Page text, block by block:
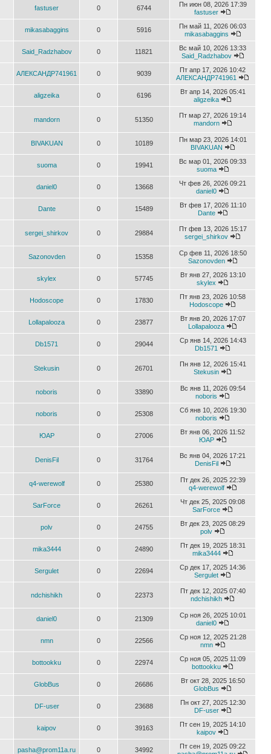
fastuser 0 6744
Пн июн 08, 2026 17:39
fastuser
mikasabaggins 0 5916
Пн май 11, 2026 06:03
mikasabaggins
Said_Radzhabov 0 11821
Вс май 10, 2026 13:33
Said_Radzhabov
АЛЕКСАНДР741961 0 9039
Пт апр 17, 2026 10:42
АЛЕКСАНДР741961
aligzeika 0 6196
Вт апр 14, 2026 05:41
aligzeika
mandorn 0 51350
Пт мар 27, 2026 19:14
mandorn
BIVAKUAN 0 10189
Пн мар 23, 2026 14:01
BIVAKUAN
suoma 0 19941
Вс мар 01, 2026 09:33
suoma
daniel0 0 13668
Чт фев 26, 2026 09:21
daniel0
Dante 0 15489
Вт фев 17, 2026 11:10
Dante
sergei_shirkov 0 29884
Пт фев 13, 2026 15:17
sergei_shirkov
Sazonovden 0 15358
Ср фев 11, 2026 18:50
Sazonovden
skylex 0 57745
Вт янв 27, 2026 13:10
skylex
Hodoscope 0 17830
Пт янв 23, 2026 10:58
Hodoscope
Lollapalooza 0 23877
Вт янв 20, 2026 17:07
Lollapalooza
Db1571 0 29044
Ср янв 14, 2026 14:43
Db1571
Stekusin 0 26701
Пн янв 12, 2026 15:41
Stekusin
noboris 0 33890
Вс янв 11, 2026 09:54
noboris
noboris 0 25308
Сб янв 10, 2026 19:30
noboris
ЮАР 0 27006
Вт янв 06, 2026 11:52
ЮАР
DenisFil 0 31764
Вс янв 04, 2026 17:21
DenisFil
q4-werewolf 0 25380
Пт дек 26, 2025 22:39
q4-werewolf
SarForce 0 26261
Чт дек 25, 2025 09:08
SarForce
polv 0 24755
Вт дек 23, 2025 08:29
polv
mika3444 0 24890
Пт дек 19, 2025 18:31
mika3444
Sergulet 0 22694
Ср дек 17, 2025 14:36
Sergulet
ndchishikh 0 22373
Пт дек 12, 2025 07:40
ndchishikh
daniel0 0 21309
Ср ноя 26, 2025 10:01
daniel0
nmn 0 22566
Ср ноя 12, 2025 21:28
nmn
bottookku 0 22974
Ср ноя 05, 2025 11:09
bottookku
GlobBus 0 26686
Вт окт 28, 2025 16:50
GlobBus
DF-user 0 23688
Пн окт 27, 2025 12:30
DF-user
kaipov 0 39163
Пт сен 19, 2025 14:10
kaipov
pasha@prom11a.ru 0 34992
Пт сен 19, 2025 09:22